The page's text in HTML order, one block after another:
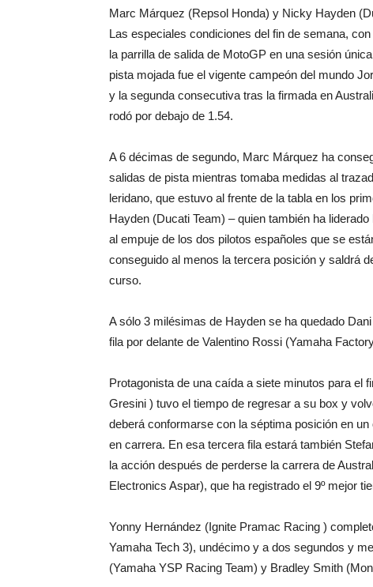
Marc Márquez (Repsol Honda) y Nicky Hayden
Las especiales condiciones del fin de semana,
la parrilla de salida de MotoGP en una sesión
pista mojada fue el vigente campeón del mundo
y la segunda consecutiva tras la firmada en
rodó por debajo de 1.54.
A 6 décimas de segundo, Marc Márquez ha
salidas de pista mientras tomaba medidas al
leridano, que estuvo al frente de la tabla en los
Hayden (Ducati Team) – quien también ha
al empuje de los dos pilotos españoles que se
conseguido al menos la tercera posición y saldrá
curso.
A sólo 3 milésimas de Hayden se ha quedado
fila por delante de Valentino Rossi (Yamaha
Protagonista de una caída a siete minutos para el
Gresini ) tuvo el tiempo de regresar a su box y
deberá conformarse con la séptima posición en
en carrera. En esa tercera fila estará también
la acción después de perderse la carrera de
Electronics Aspar), que ha registrado el 9º mejor
Yonny Hernández (Ignite Pramac Racing )
Yamaha Tech 3), undécimo y a dos segundos y
(Yamaha YSP Racing Team) y Bradley Smith